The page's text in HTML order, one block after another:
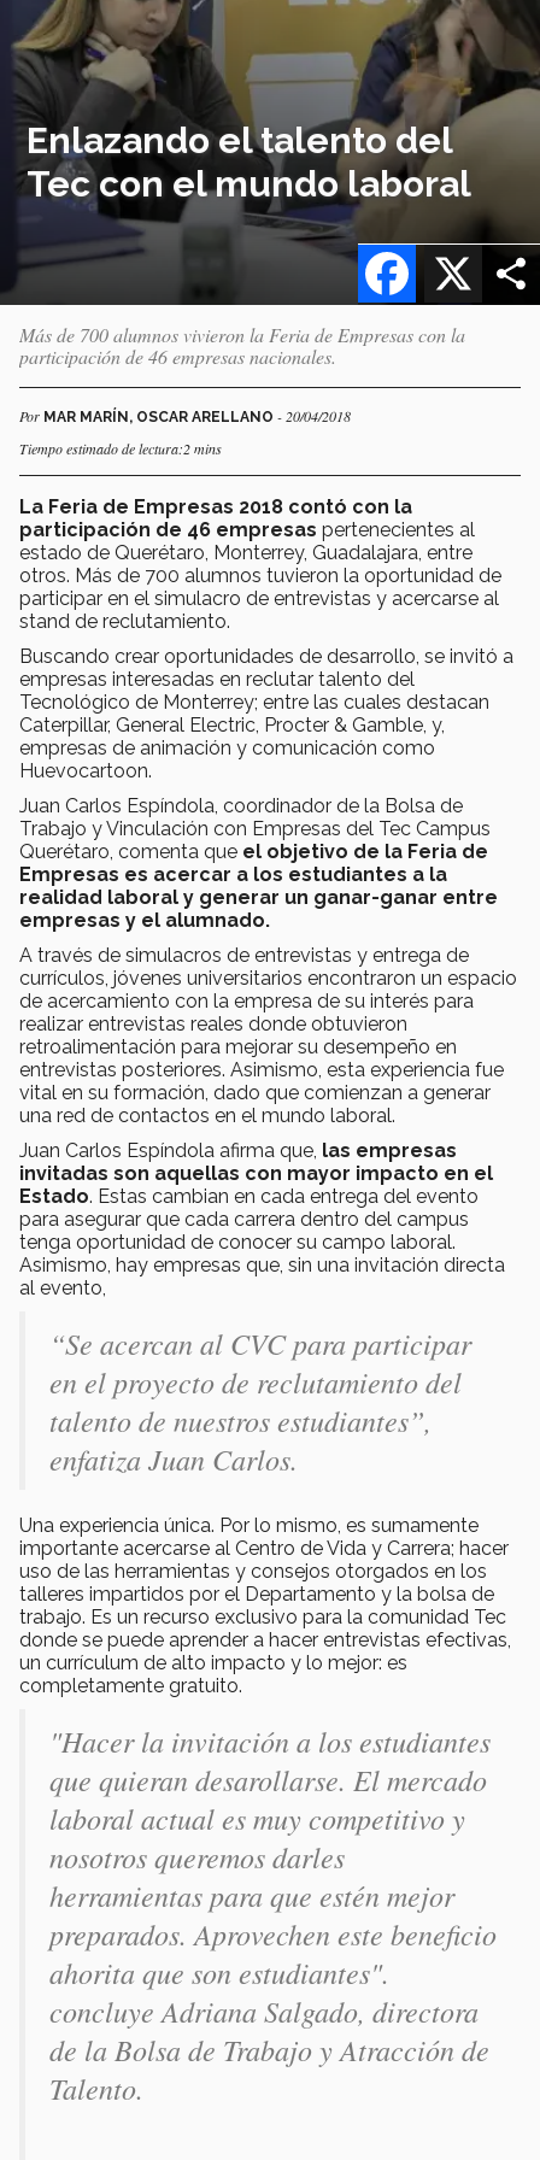
Enlazando el talento del
Tec con el mundo laboral
X
Facebook
Más de 700 alumnos vivieron la Feria de Empresas con la
participación de 46 empresas nacionales.
Por MAR MARÍN, OSCAR ARELLANO - 20/04/2018
Tiempo estimado de lectura:2 mins
La Feria de Empresas 2018 contó con la
participación de 46 empresas pertenecientes al
estado de Querétaro, Monterrey, Guadalajara, entre
otros. Más de 700 alumnos tuvieron la oportunidad de
participar en el simulacro de entrevistas y acercarse al
stand de reclutamiento.
Buscando crear oportunidades de desarrollo, se invitó a
empresas interesadas en reclutar talento del
Tecnológico de Monterrey; entre las cuales destacan
Caterpillar, General Electric, Procter & Gamble, y,
empresas de animación y comunicación como
Huevocartoon.
Juan Carlos Espíndola, coordinador de la Bolsa de
Trabajo y Vinculación con Empresas del Tec Campus
Querétaro, comenta que el objetivo de la Feria de
Empresas es acercar a los estudiantes a la
realidad laboral y generar un ganar-ganar entre
empresas y el alumnado.
A través de simulacros de entrevistas y entrega de
currículos, jóvenes universitarios encontraron un espacio
de acercamiento con la empresa de su interés para
realizar entrevistas reales donde obtuvieron
retroalimentación para mejorar su desempeño en
entrevistas posteriores. Asimismo, esta experiencia fue
vital en su formación, dado que comienzan a generar
una red de contactos en el mundo laboral.
Juan Carlos Espíndola afirma que, las empresas
invitadas son aquellas con mayor impacto en el
Estado. Estas cambian en cada entrega del evento
para asegurar que cada carrera dentro del campus
tenga oportunidad de conocer su campo laboral.
Asimismo, hay empresas que, sin una invitación directa
al evento,
“Se acercan al CVC para participar
en el proyecto de reclutamiento del
talento de nuestros estudiantes”,
enfatiza Juan Carlos.
Una experiencia única. Por lo mismo, es sumamente
importante acercarse al Centro de Vida y Carrera; hacer
uso de las herramientas y consejos otorgados en los
talleres impartidos por el Departamento y la bolsa de
trabajo. Es un recurso exclusivo para la comunidad Tec
donde se puede aprender a hacer entrevistas efectivas,
un currículum de alto impacto y lo mejor: es
completamente gratuito.
"Hacer la invitación a los estudiantes
que quieran desarollarse. El mercado
laboral actual es muy competitivo y
nosotros queremos darles
herramientas para que estén mejor
preparados. Aprovechen este beneficio
ahorita que son estudiantes".
concluye Adriana Salgado, directora
de la Bolsa de Trabajo y Atracción de
Talento.